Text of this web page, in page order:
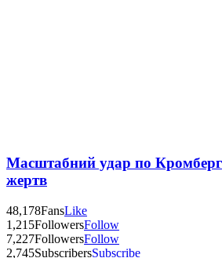
Масштабний удар по
жертв
48,178FansLike
1,215FollowersFollow
7,227FollowersFollow
2,745SubscribersSubscribe